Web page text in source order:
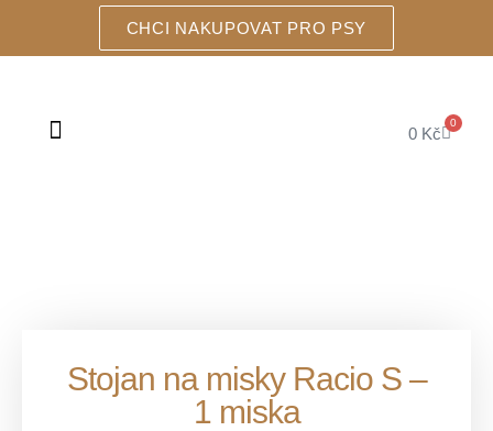
CHCI NAKUPOVAT PRO PSY
0 Kč
0
Stojan na misky Racio S –
1 miska